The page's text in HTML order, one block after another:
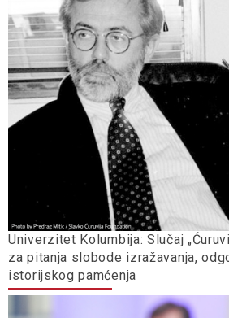
Univerzitet Kolumbija: Slučaj
za pitanja slobode izražavanja,
istorijskog pamćenja